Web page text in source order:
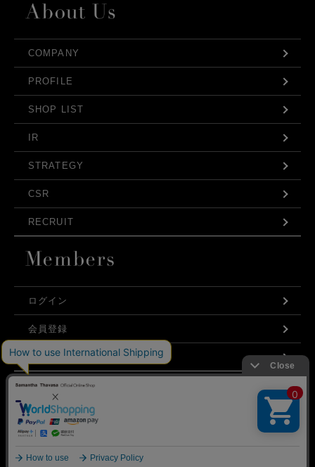
COMPANY
PROFILE
SHOP LIST
IR
STRATEGY
CSR
RECRUIT
ログイン
会員登録
利用規約
お問い合わせ
プライバシーポリシー
©Samantha Thavasa Japan Limited
弊社はCookieを利用し、Webの利便性向上に努め
ております。「承諾する」をクリックしていただ
くと、お客様に最適な内容を提供することが可能
ご覧ください。
承諾する